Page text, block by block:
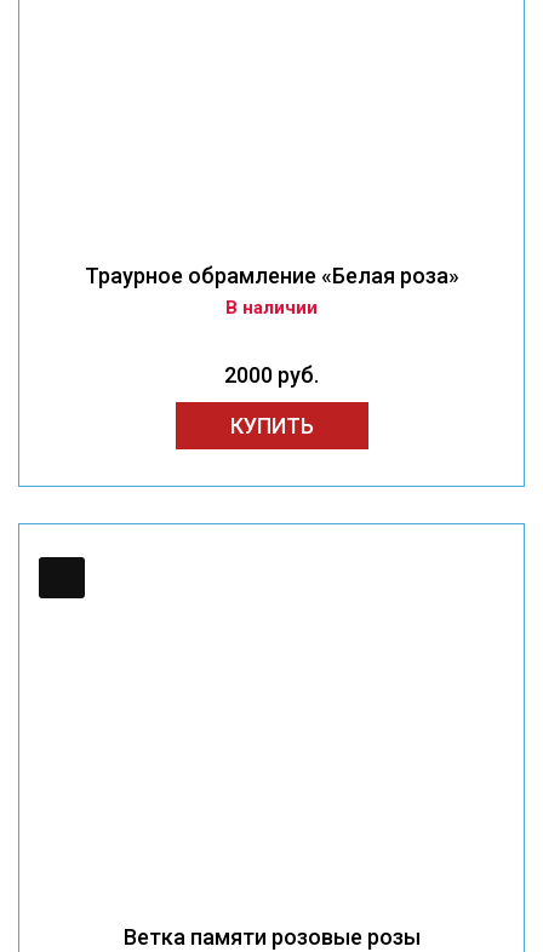
Траурное обрамление «Белая роза»
В наличии
2000 руб.
КУПИТЬ
Ветка памяти розовые розы